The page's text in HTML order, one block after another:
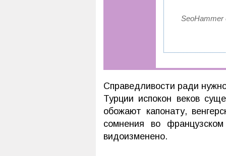
Справедливости ради
Турции испокон веков
обожают капонату,
сомнения во
видоизменено.